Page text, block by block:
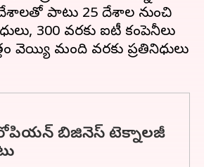
పాటు 25 దేశాల నుంచి
300 వరకు ఐటీ కంపెనీలు
వెయ్యి మంది వరకు ప్రతినిధులు
బిజినెస్ టెక్నాలజీ